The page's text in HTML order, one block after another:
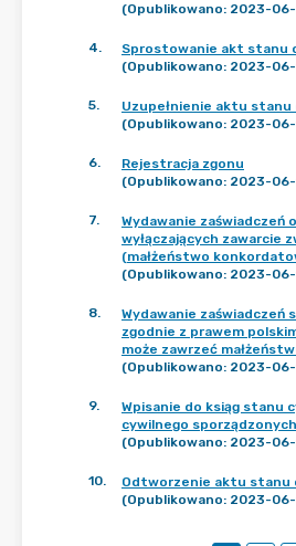
(Opublikowano: 2023-
4.
Sprostowanie akt stanu
(Opublikowano: 2023-
5.
Uzupełnienie aktu stanu
(Opublikowano: 2023-
6.
Rejestracja zgonu
(Opublikowano: 2023-
7.
Wydawanie zaświadczeń
wyłączających zawarcie
(małżeństwo
(Opublikowano: 2023-
8.
Wydawanie zaświadczeń
zgodnie z prawem
może zawrzeć
(Opublikowano: 2023-
9.
Wpisanie do ksiąg stanu
cywilnego
(Opublikowano: 2023-
10.
Odtworzenie aktu stanu
(Opublikowano: 2023-